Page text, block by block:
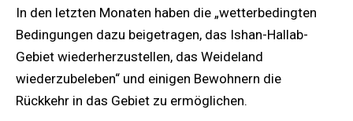
In den letzten Monaten haben die „wetterbedingten
Bedingungen dazu beigetragen, das Ishan-Hallab-
Gebiet wiederherzustellen, das Weideland
wiederzubeleben“ und einigen Bewohnern die
Rückkehr in das Gebiet zu ermöglichen.